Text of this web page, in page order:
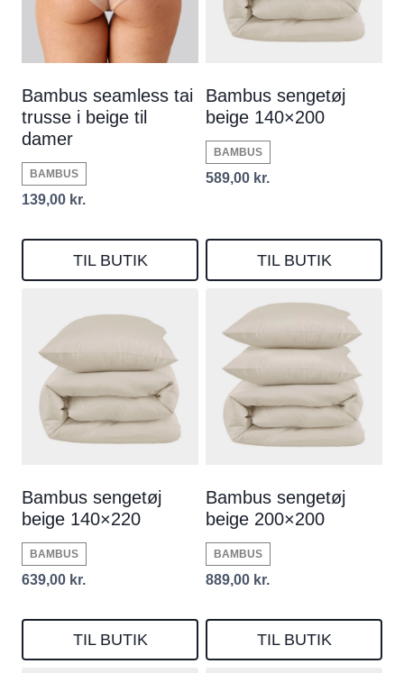
Bambus seamless tai
trusse i beige til
damer
BAMBUS
139,00 kr.
TIL BUTIK
Bambus sengetøj
beige 140×200
BAMBUS
589,00 kr.
TIL BUTIK
Bambus sengetøj
beige 140×220
BAMBUS
639,00 kr.
TIL BUTIK
Bambus sengetøj
beige 200×200
BAMBUS
889,00 kr.
TIL BUTIK